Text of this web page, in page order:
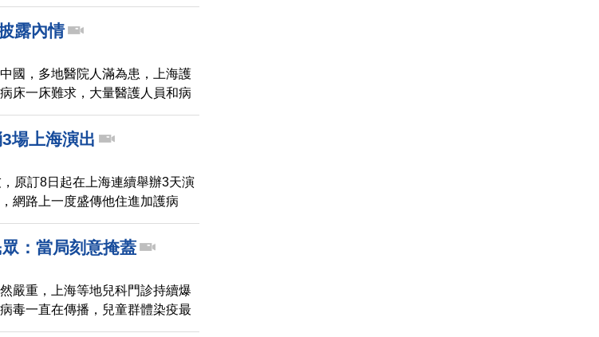
露內情
國，多地醫院人滿為患，上海護
床一床難求，大量醫護人員和病
場上海演出
原訂8日起在上海連續舉辦3天演
網路上一度盛傳他住進加護病
19，他也向歌迷表達歉意，
微咳嗽，以及少許肌肉和筋骨痠
週能康復，在舞台和大家見面。
：當局刻意掩蓋
嚴重，上海等地兒科門診持續爆
毒一直在傳播，兒童群體染疫最